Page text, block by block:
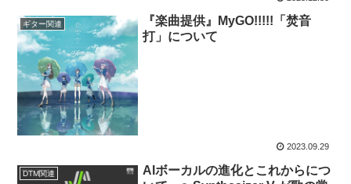
ギター関連
『楽曲提供』MyGO!!!!!「焚音
打」について
2023.09.29
DTM関連
AIボーカルの進化とこれからにつ